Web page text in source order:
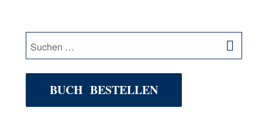
Suche
nach:
BUCH BESTELLEN